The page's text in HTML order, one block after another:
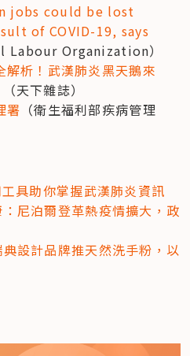
jobs could be lost
of COVID-19, says
Labour Organization）
解析！武漢肺炎黑天鵝來
（天下雜誌）
署 （衛生福利部疾病管理
具助你掌握武漢肺炎資訊
尼泊爾登革熱疫情擴大，政
設計品牌推天然洗手粉，以